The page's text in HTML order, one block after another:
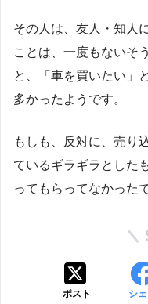
その人は、友人・知人
ことは、一度もないそ
と、「車を買いたい」
多かったようです。
もしも、反対に、売り
ているギラギラとした
ってもらってなかった
ポスト シ